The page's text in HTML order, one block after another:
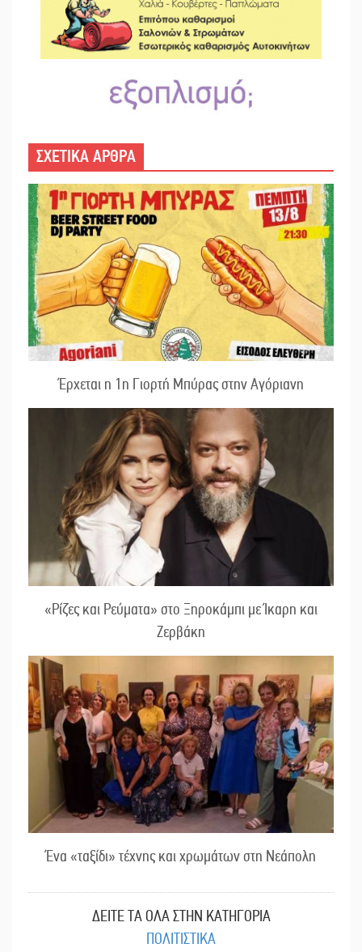
ΣΧΕΤΙΚΑ ΑΡΘΡΑ
Έρχεται η 1η Γιορτή Μπύρας στην Αγόριανη
«Ρίζες και Ρεύματα» στο Ξηροκάμπι με Ίκαρη και
Ζερβάκη
Ένα «ταξίδι» τέχνης και χρωμάτων στη Νεάπολη
ΔΕΙΤΕ ΤΑ ΟΛΑ ΣΤΗΝ ΚΑΤΗΓΟΡΙΑ
ΠΟΛΙΤΙΣΤΙΚΑ